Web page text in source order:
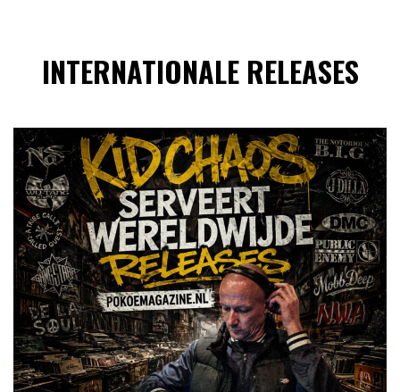
INTERNATIONALE RELEASES